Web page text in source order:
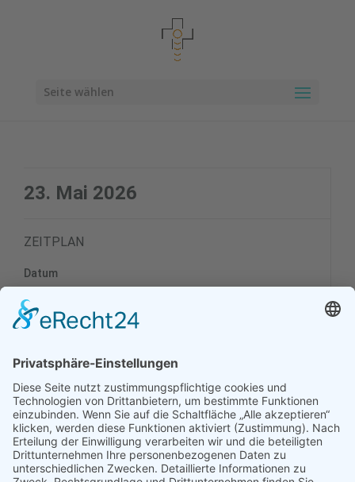
Seite wählen
23. Mai 2026
ZEITPLAN
Datum
23. Mai 2026
Taufe
14.00 UhrTaufe
in der Kirche Heilig Geist.